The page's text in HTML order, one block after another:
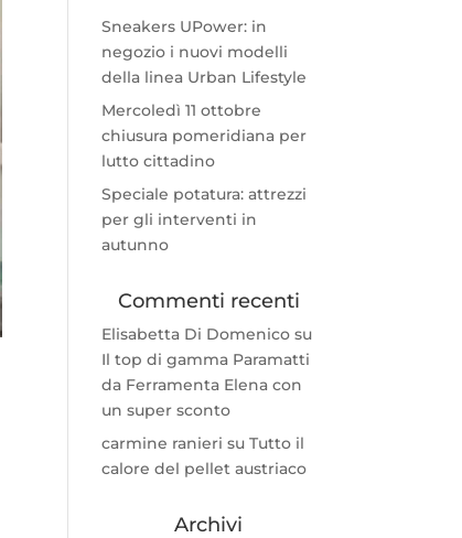
Sneakers UPower: in
negozio i nuovi modelli
della linea Urban Lifestyle
Mercoledì 11 ottobre
chiusura pomeridiana per
lutto cittadino
Speciale potatura: attrezzi
per gli interventi in
autunno
Commenti recenti
Elisabetta Di Domenicosu
Il top di gamma Paramatti
da Ferramenta Elena con
un super sconto
carmine ranieri su Tutto il
calore del pellet austriaco
Archivi